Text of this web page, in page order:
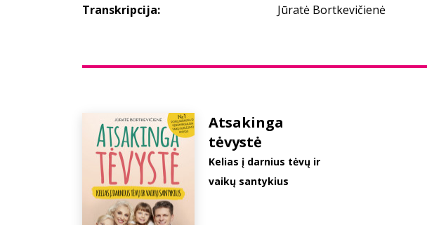
Transkripcija: Jūratė Bortkevičienė
Atsakinga
tėvystė
Kelias į darnius tėvų ir
vaikų santykius